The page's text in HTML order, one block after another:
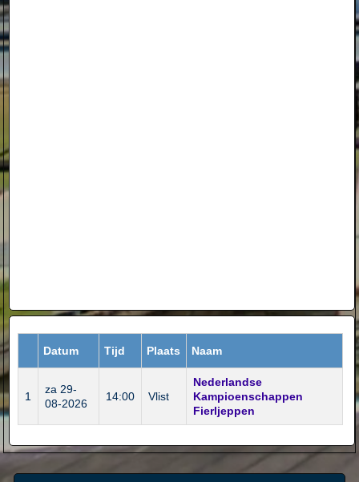
Datum Tijd Plaats Naam
1
za 29-
08-2026
14:00 Vlist
Nederlandse
Kampioenschappen
Fierljeppen